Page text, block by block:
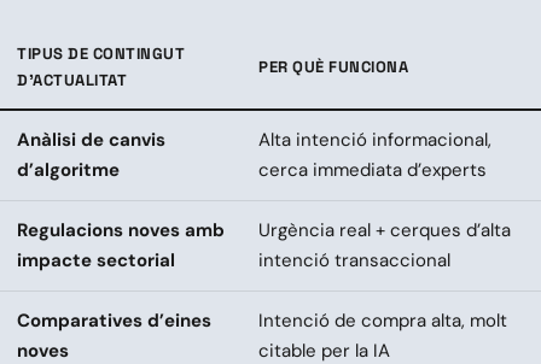
TIPUS DE CONTINGUT
D’ACTUALITAT
PER QUÈ FUNCIONA
Anàlisi de canvis
d’algoritme
Alta intenció informacional,
cerca immediata d’experts
Regulacions noves amb
impacte sectorial
Urgència real + cerques d’alta
intenció transaccional
Comparatives d’eines
noves
Intenció de compra alta, molt
citable per la IA